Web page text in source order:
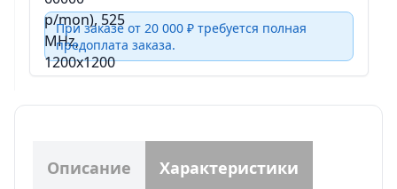
При заказе от 20 000 ₽ требуется полная
предоплата заказа.
Описание Характеристики